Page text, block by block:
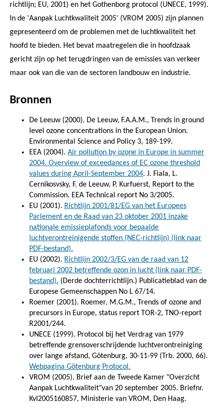
richtlijn; EU, 2001) en het Gothenborg protocol (UNECE, 1999).
In de 'Aanpak Luchtkwaliteit 2005' (VROM 2005) zijn plannen
gepresenteerd om de problemen met de luchtkwaliteit het
hoofd te bieden. Het bevat maatregelen die in hoofdzaak
gericht zijn op het terugdringen van de emissies van verkeer
maar ook van die van de sectoren landbouw en industrie.
Bronnen
De Leeuw (2000). De Leeuw, F.A.A.M., Trends in ground
level ozone concentrations in the European Union.
Environmental Science and Policy 3, 189-199.
EEA (2004). Air pollution by ozone in Europe in summer
2004. Overview of exceedances of EC ozone threshold
values during April-September 2004. J. Fiala, L.
Cernikosvsky, F. de Leeuw, P. Kurfuerst, Report to the
Commission. EEA Technical report No 3/2005.
EU (2001). Richtlijn 2001/81/EG van het Europees
Parlement en de Raad van 23 oktober 2001 inzake
nationale emissieplafonds voor bepaalde
luchtverontreinigende stoffen (NEC-richtlijn) (link naar
PDF-bestand).
EU (2002). Richtlijn 2002/3/EG van de raad van 12
februari 2002 betreffende ozon in lucht (link naar PDF-
bestand). (Derde dochterrichtlijn.) Publicatieblad van de
Europese Gemeenschappen No L 67/14.
Roemer (2001). Roemer, M.G.M., Trends of ozone and
precursors in Europe, status report TOR-2, TNO-report
R2001/244.
UNECE (1999). Protocol bij het Verdrag van 1979
betreffende grensoverschrijdende luchtverontreiniging
over lange afstand, Götenburg, 30-11-99 (Trb. 2000, 66).
Webpagina Götenburg Protocol.
VROM (2005). Brief aan de Tweede Kamer "Overzicht
Aanpak Luchtkwaliteit"van 20 september 2005. Briefnr.
KvI2005160857, Ministerie van VROM, Den Haag.